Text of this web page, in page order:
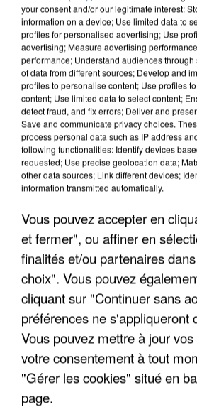
LES DONNÉES DE 300 000
your consent and/or our legitimate interest:
information on a device; Use limited data to
profiles for personalised advertising; Use
advertising; Measure advertising
performance; Understand audiences
of data from different sources; Develop and
profiles to personalise content; Use profiles
content; Use limited data to select content;
detect fraud, and fix errors; Deliver and
Save and communicate privacy choices.
process personal data such as IP address
following functionalities: Identify devices
requested; Use precise geolocation data;
other data sources; Link different devices;
information transmitted automatically.
Vous pouvez accepter en
et fermer", ou affiner en
finalités et/ou partenaires
choix". Vous pouvez
cliquant sur "Continuer sans
préférences ne s'appliqueront
Vous pouvez mettre à jour
votre consentement à tout
"Gérer les cookies" situé en
page.